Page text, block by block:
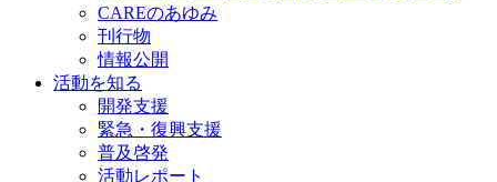
CAREのあゆみ
刊行物
情報公開
活動を知る
開発支援
緊急・復興支援
普及啓発
活動レポート